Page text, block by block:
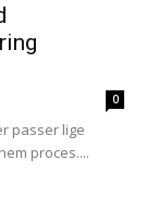
0
passer lige
proces....